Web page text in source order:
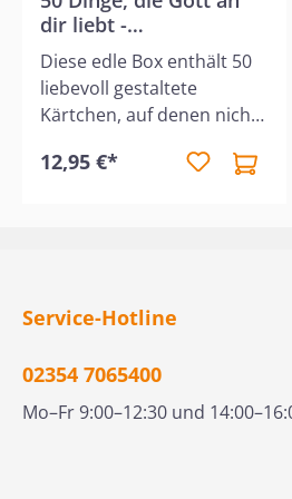
dir liebt -
Textkartenbox
Diese edle Box enthält 50
liebevoll gestaltete
Kärtchen, auf denen nicht
sondern auch ein
unendlich geliebt.
12,95 €*
Service-Hotline
02354 7065400
Mo–Fr 9:00–12:30 und